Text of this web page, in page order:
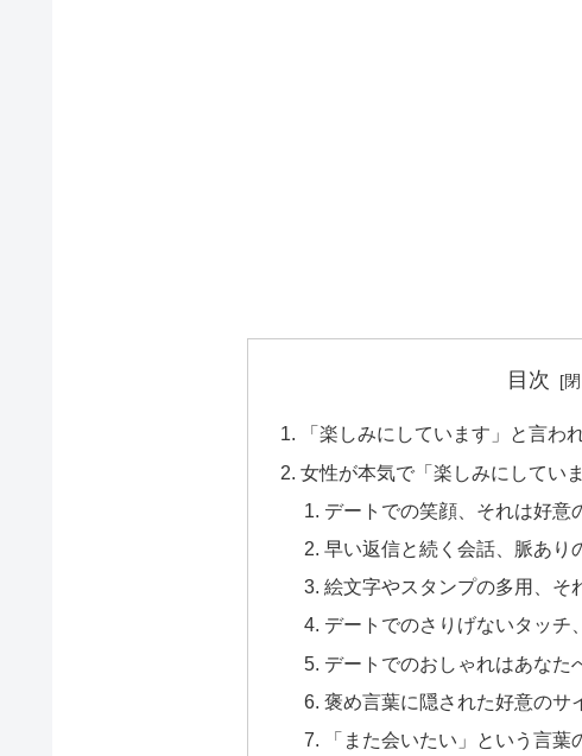
目次
「楽しみにしています」と言わ
女性が本気で「楽しみにしてい
デートでの笑顔、それは好意
早い返信と続く会話、脈あり
絵文字やスタンプの多用、そ
デートでのさりげないタッチ
デートでのおしゃれはあなた
褒め言葉に隠された好意のサ
「また会いたい」という言葉